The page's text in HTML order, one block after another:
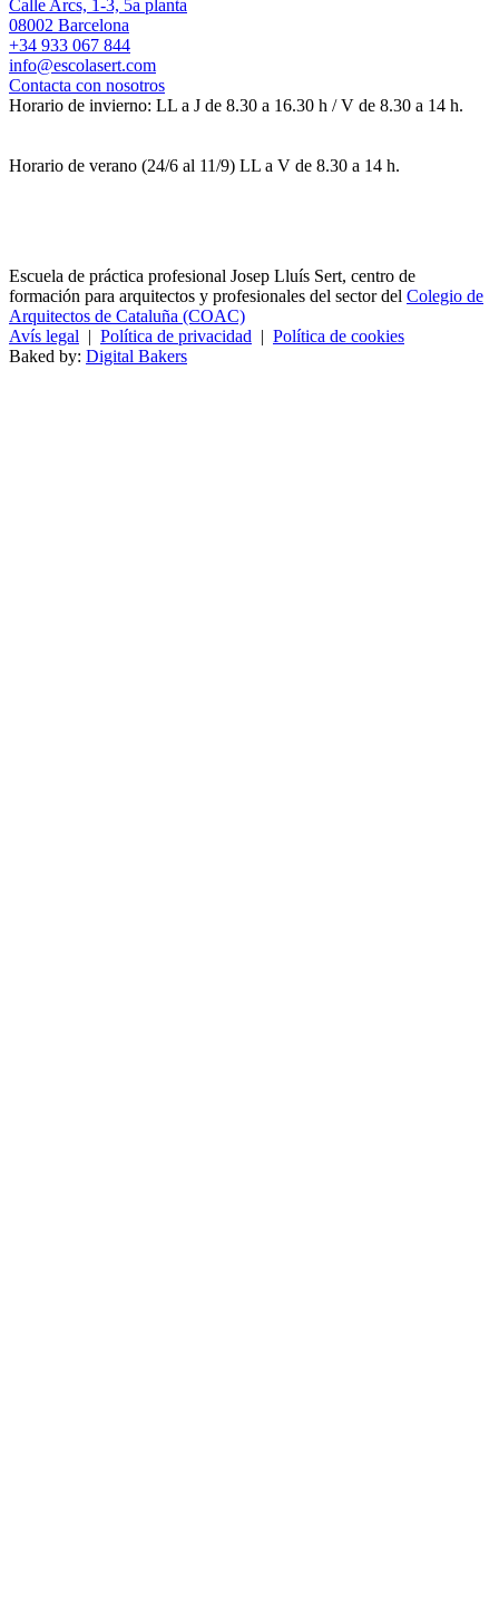
Calle Arcs, 1-3, 5a planta
08002 Barcelona
+34 933 067 844
info@escolasert.com
Contacta con nosotros
Horario de invierno: LL a J de 8.30 a 16.30 h / V de 8.30 a 14 h.
Horario de verano (24/6 al 11/9) LL a V de 8.30 a 14 h.
Escuela de práctica profesional Josep Lluís Sert, centro de
formación para arquitectos y profesionales del sector del Colegio de
Arquitectos de Cataluña (COAC)
Avís legal | Política de privacidad | Política de cookies
Baked by: Digital Bakers